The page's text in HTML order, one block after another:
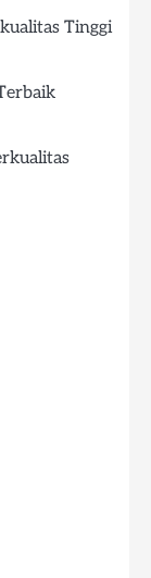
Tinggi